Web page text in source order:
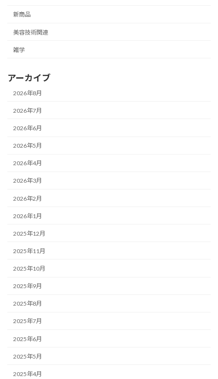
新商品
美容技術関連
雑学
アーカイブ
2026年8月
2026年7月
2026年6月
2026年5月
2026年4月
2026年3月
2026年2月
2026年1月
2025年12月
2025年11月
2025年10月
2025年9月
2025年8月
2025年7月
2025年6月
2025年5月
2025年4月